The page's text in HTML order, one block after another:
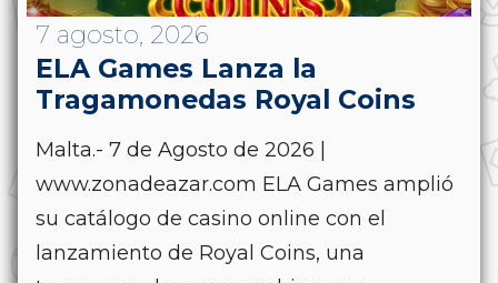
7 agosto, 2026
ELA Games Lanza la
Tragamonedas Royal Coins
Malta.- 7 de Agosto de 2026 |
www.zonadeazar.com ELA Games amplió
su catálogo de casino online con el
lanzamiento de Royal Coins, una